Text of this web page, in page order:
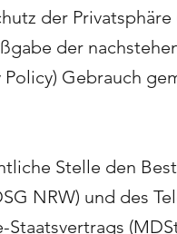
der
der
Gebrauch
Stelle den
NRW) und des